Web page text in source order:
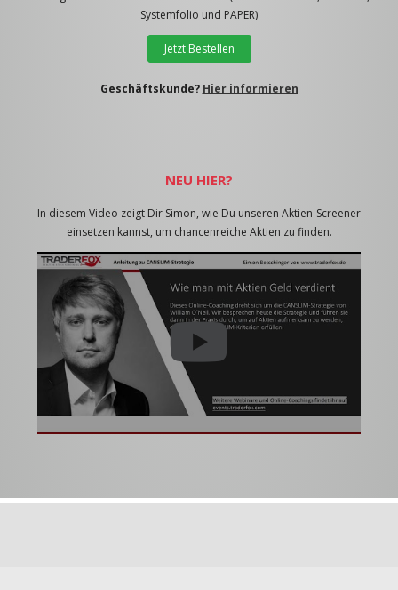
Systemfolio und PAPER)
Jetzt Bestellen
Geschäftskunde? Hier informieren
NEU HIER?
In diesem Video zeigt Dir Simon, wie Du unseren Aktien-Screener
einsetzen kannst, um chancenreiche Aktien zu finden.